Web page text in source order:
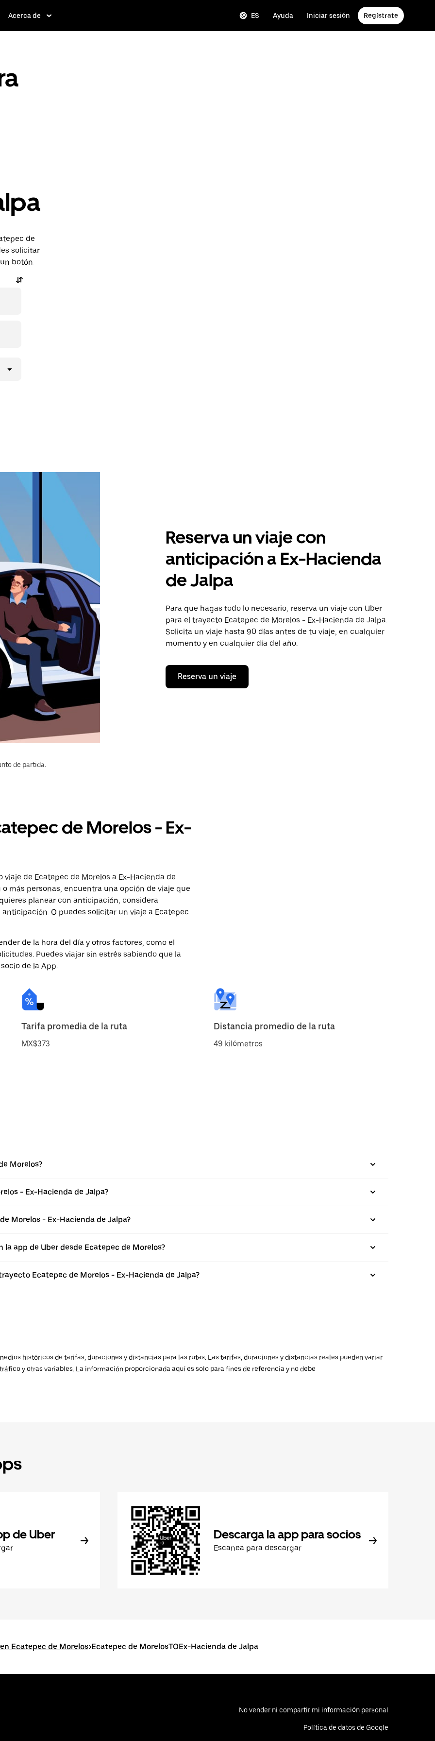
Acerca de ES Ayuda Iniciar sesión Regístrate
de
solicitar
botón.
Reserva un viaje con
anticipación a Ex-Hacienda
de Jalpa
Para que hagas todo lo necesario, reserva un viaje con Uber
para el trayecto Ecatepec de Morelos - Ex-Hacienda de Jalpa.
Solicita un viaje hasta 90 días antes de tu viaje, en cualquier
momento y en cualquier día del año.
Reserva un viaje
de partida.
de Morelos - Ex-
de Ecatepec de Morelos a Ex-Hacienda de
más personas, encuentra una opción de viaje que
planear con anticipación, considera
O puedes solicitar un viaje a Ecatepec
de la hora del día y otros factores, como el
Puedes viajar sin estrés sabiendo que la
de la App.
Tarifa promedia de la ruta
MX$373
Distancia promedio de la ruta
49 kilómetros
Morelos?
- Ex-Hacienda de Jalpa?
Morelos - Ex-Hacienda de Jalpa?
app de Uber desde Ecatepec de Morelos?
Ecatepec de Morelos - Ex-Hacienda de Jalpa?
históricos de tarifas, duraciones y distancias para las rutas. Las tarifas, duraciones y distancias reales pueden variar
y otras variables. La información proporcionada aquí es solo para fines de referencia y no debe
de Uber Descarga la app para socios
Escanea para descargar
Ecatepec de Morelos>Ecatepec de MorelosTOEx-Hacienda de Jalpa
No vender ni compartir mi información personal
Política de datos de Google